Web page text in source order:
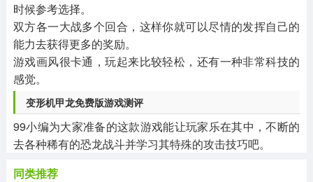
时候参考选择。
双方各一大战多个回合，这样你就可以尽情的发挥自己的
能力去获得更多的奖励。
游戏画风很卡通，玩起来比较轻松，还有一种非常科技的
感觉。
变形机甲龙免费版游戏测评
99小编为大家准备的这款游戏能让玩家乐在其中，不断的
去各种稀有的恐龙战斗并学习其特殊的攻击技巧吧。
同类推荐